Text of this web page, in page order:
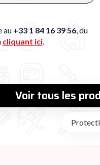
au +33 1 84 16 39 56, du
cliquant ici.
Voir tous les